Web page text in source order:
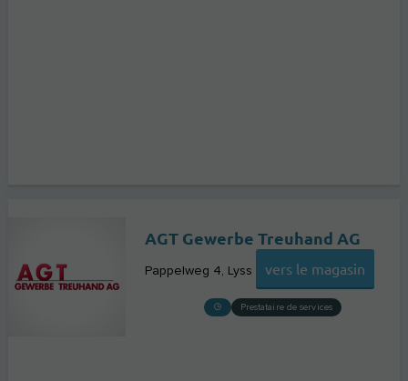
AGT Gewerbe Treuhand AG
Pappelweg 4 Lyss vers le magasin
Prestataire de services